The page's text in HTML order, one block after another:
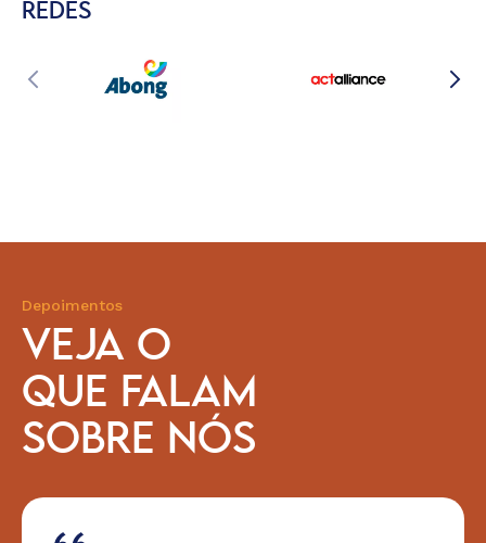
REDES
Depoimentos
VEJA O
QUE FALAM
SOBRE NÓS